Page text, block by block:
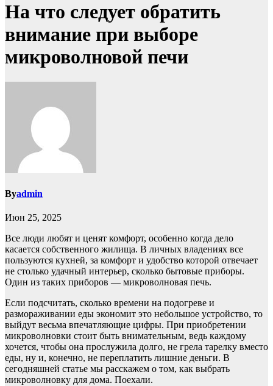
На что следует обратить
внимание при выборе
микроволновой печи
Byadmin
Июн 25, 2025
Все люди любят и ценят комфорт, особенно когда дело
касается собственного жилища. В личных владениях все
пользуются кухней, за комфорт и удобство которой отвечает
не столько удачный интерьер, сколько бытовые приборы.
Один из таких приборов — микроволновая печь.
Если подсчитать, сколько времени на подогреве и
размораживании еды экономит это небольшое устройство, то
выйдут весьма впечатляющие цифры. При приобретении
микроволновки стоит быть внимательным, ведь каждому
хочется, чтобы она прослужила долго, не грела тарелку вместо
еды, ну и, конечно, не переплатить лишние деньги. В
сегодняшней статье мы расскажем о том, как выбрать
микроволновку для дома. Поехали.